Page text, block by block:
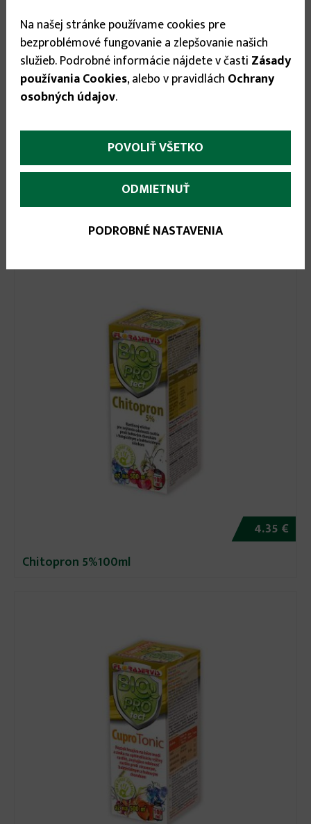
PowerOf-K 100ml
4.35 €
Chitopron 5%100ml
Na našej stránke používame cookies pre
bezproblémové fungovanie a zlepšovanie našich
služieb. Podrobné informácie nájdete v časti Zásady
používania Cookies, alebo v pravidlách Ochrany
osobných údajov.
POVOLIŤ VŠETKO
ODMIETNUŤ
PODROBNÉ NASTAVENIA